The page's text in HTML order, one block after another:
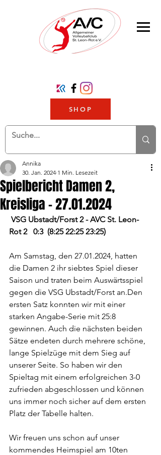
SHOP
Spielbericht Damen 2,
Kreisliga - 27.01.2024
Annika
30. Jan. 2024 1 Min. Lesezeit
VSG Ubstadt/Forst 2 - AVC St. Leon-
Rot 2   0:3  (8:25 22:25 23:25)
Am Samstag, den 27.01.2024, hatten
die Damen 2 ihr siebtes Spiel dieser
Saison und traten beim Auswärtsspiel
gegen die VSG Ubstadt/Forst an.Den
ersten Satz konnten wir mit einer
starken Angabe-Serie mit 25:8
gewinnen. Auch die nächsten beiden
Sätze endeten durch mehrere schöne,
lange Spielzüge mit dem Sieg auf
unserer Seite. So haben wir den
Spieltag mit einem erfolgreichen 3-0
zufrieden abgeschlossen und können
uns immer noch sicher auf dem ersten
Platz der Tabelle halten.
Wir freuen uns schon auf unser
kommendes Heimspiel am 10ten